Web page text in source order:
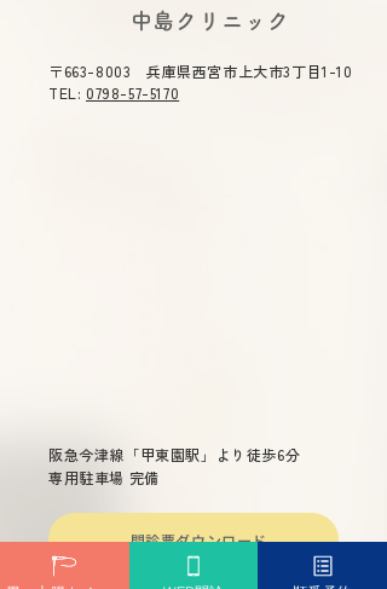
下剤のラクな飲み方｜大
​中島クリニック
〒663-8003 兵庫県西宮市上大市3丁目1-10
TEL:0798-57-5170
阪急今津線「甲東園駅」より徒歩6分
専用駐車場 完備
問診票ダウンロード